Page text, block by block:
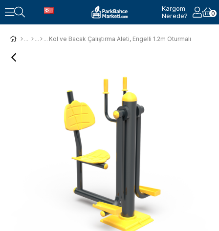
0
Kargom
Nerede?
Kol ve Bacak Çalıştırma Aleti, Engelli 1.2m Oturmalı